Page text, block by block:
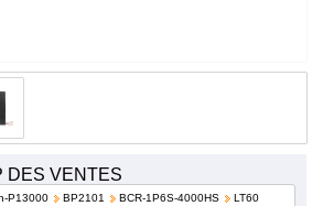
DES VENTES
P13000 BP2101 BCR-1P6S-4000HS
LT60